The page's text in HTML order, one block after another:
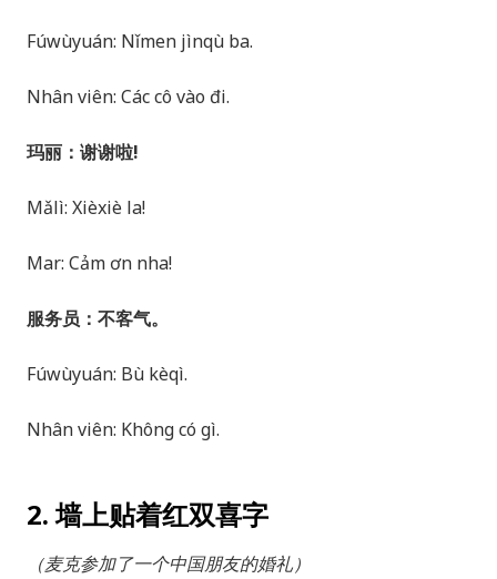
Fúwùyuán: Nǐmen jìnqù ba.
Nhân viên: Các cô vào đi.
玛丽：谢谢啦!
Mǎlì: Xièxiè la!
Mar: Cảm ơn nha!
服务员：不客气。
Fúwùyuán: Bù kèqì.
Nhân viên: Không có gì.
2. 墙上贴着红双喜字
（麦克参加了一个中国朋友的婚礼）